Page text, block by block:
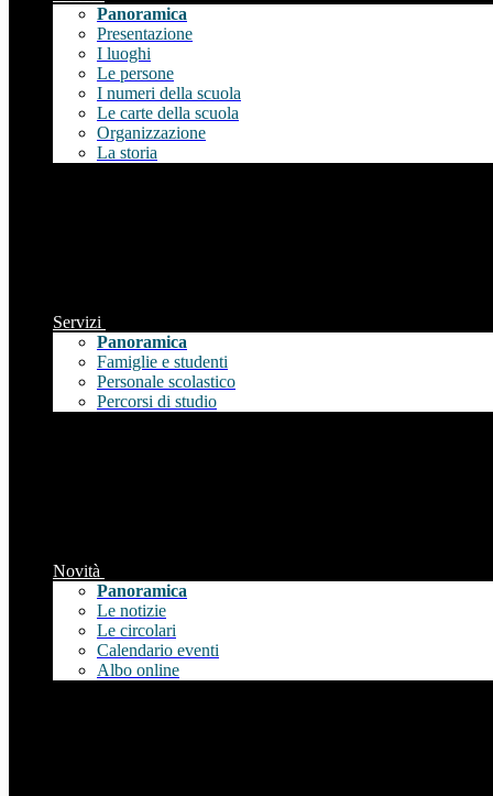
Panoramica
Presentazione
I luoghi
Le persone
I numeri della scuola
Le carte della scuola
Organizzazione
La storia
Servizi
Panoramica
Famiglie e studenti
Personale scolastico
Percorsi di studio
Novità
Panoramica
Le notizie
Le circolari
Calendario eventi
Albo online